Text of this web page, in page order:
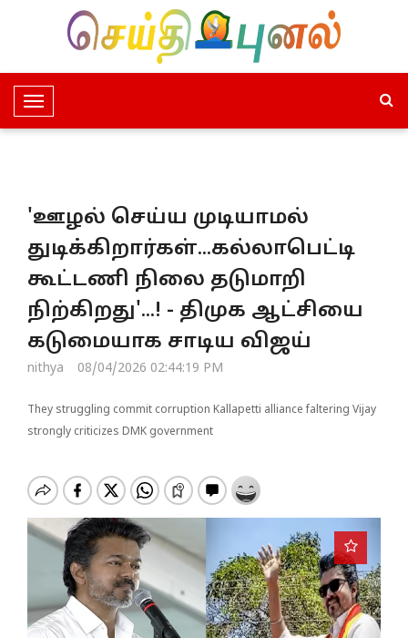
T
o
e
a
v
g
a
t
o
n
'ஊழல் செய்ய முடியாமல்
துடிக்கிறார்கள்...கல்லாபெட்டி
கூட்டணி நிலை தடுமாறி
நிற்கிறது'...! - திமுக ஆட்சியை
கடுமையாக சாடிய விஜய்
nithya 08/04/2026 02:44:19 PM
They struggling commit corruption Kallapetti alliance faltering Vijay
strongly criticizes DMK government